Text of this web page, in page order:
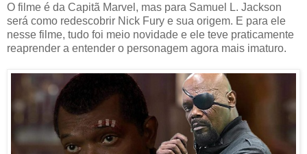
O filme é da Capitã Marvel, mas para Samuel L. Jackson
será como redescobrir Nick Fury e sua origem. E para ele
nesse filme, tudo foi meio novidade e ele teve praticamente
reaprender a entender o personagem agora mais imaturo.